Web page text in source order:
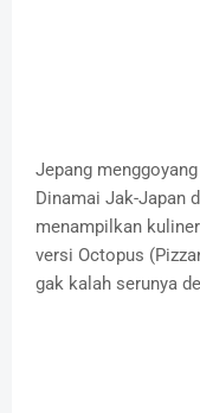
Jepang
Dinamai Jak-Japan
menampilkan
versi Octopus
gak kalah serunya